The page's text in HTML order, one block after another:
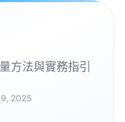
方法與實務指引
2025